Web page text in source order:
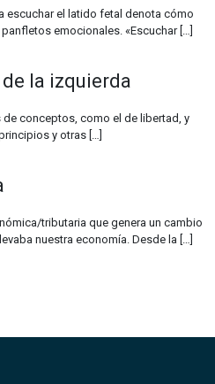
escuchar el latido fetal denota cómo
emocionales. «Escuchar […]
la izquierda
conceptos, como el de libertad, y
y otras […]
tributaria que genera un cambio
nuestra economía. Desde la […]